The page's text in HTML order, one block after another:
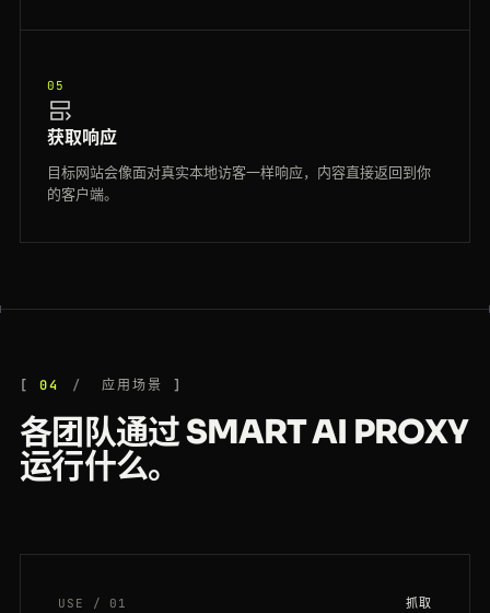
05
获取响应
目标网站会像面对真实本地访客一样响应，内容直接返回到你
的客户端。
04 应用场景
各团队通过 SMART AI PROXY
运行什么。
USE / 01 抓取